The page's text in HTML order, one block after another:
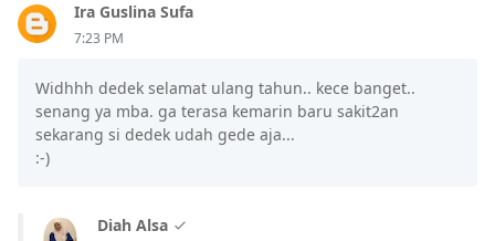
Ira Guslina Sufa
7:23 PM
Widhhh dedek selamat ulang tahun.. kece banget..
senang ya mba. ga terasa kemarin baru sakit2an
sekarang si dedek udah gede aja...
:-)
Diah Alsa